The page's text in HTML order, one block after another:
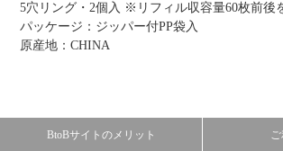
5穴リング・2個入 ※リフィル収容量60枚前後
パッケージ：ジッパー付PP袋入
原産地：CHINA
BtoBサイトのメリット